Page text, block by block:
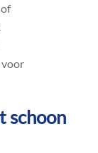
schoon